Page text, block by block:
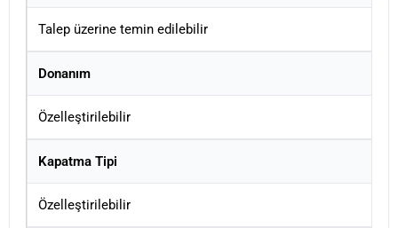
Talep üzerine temin edilebilir
Donanım
Özelleştirilebilir
Kapatma Tipi
Özelleştirilebilir